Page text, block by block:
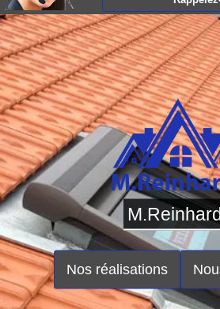
Nos réalisations